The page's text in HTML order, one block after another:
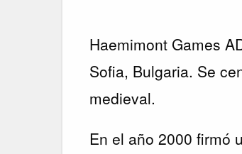
Haemimont Games
Sofia, Bulgaria. Se
medieval.
En el año 2000 firmó